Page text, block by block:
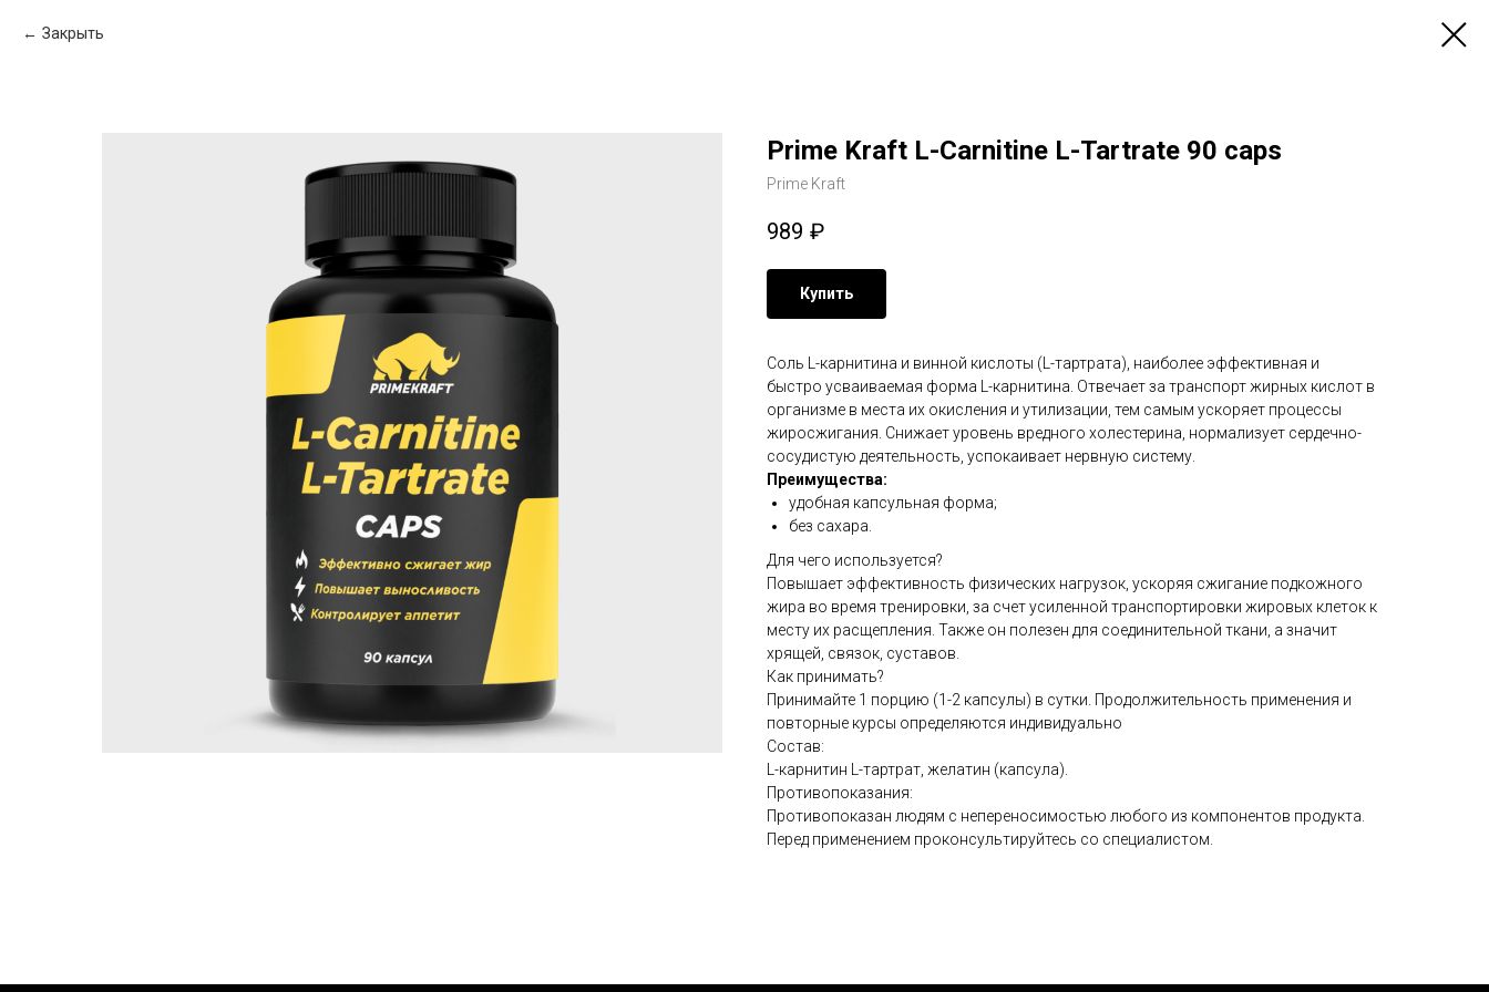
Закрыть
Prime Kraft L-Carnitine L-Tartrate 90 caps
Prime Kraft
989 ₽
Купить
Соль L-карнитина и винной кислоты (L-тартрата), наиболее эффективная и
быстро усваиваемая форма L-карнитина. Отвечает за транспорт жирных кислот в
организме в места их окисления и утилизации, тем самым ускоряет процессы
жиросжигания. Снижает уровень вредного холестерина, нормализует сердечно-
сосудистую деятельность, успокаивает нервную систему.
Преимущества:
удобная капсульная форма;
без сахара.
Для чего используется?
Повышает эффективность физических нагрузок, ускоряя сжигание подкожного
жира во время тренировки, за счет усиленной транспортировки жировых клеток к
месту их расщепления. Также он полезен для соединительной ткани, а значит
хрящей, связок, суставов.
Как принимать?
Принимайте 1 порцию (1-2 капсулы) в сутки. Продолжительность применения и
повторные курсы определяются индивидуально
Состав:
L-карнитин L-тартрат, желатин (капсула).
Противопоказания:
Противопоказан людям с непереносимостью любого из компонентов продукта.
Перед применением проконсультируйтесь со специалистом.